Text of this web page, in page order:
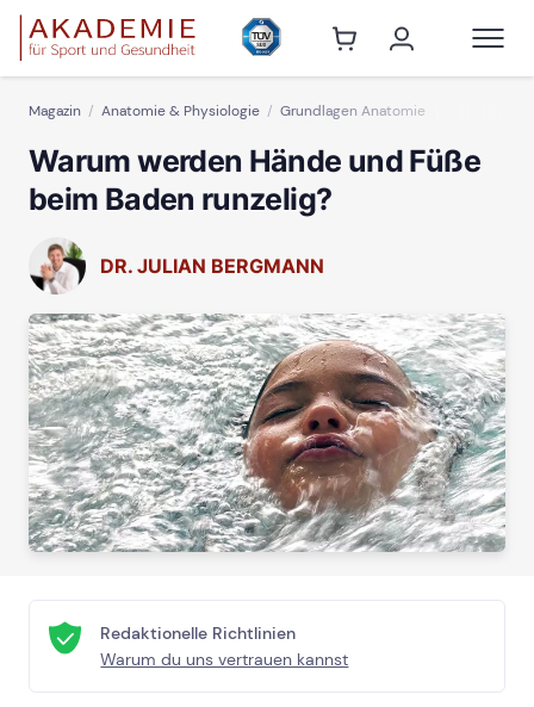
Magazin Anatomie & Physiologie Grundlagen Anatomie
Warum werden Hände und Füße
beim Baden runzelig?
DR. JULIAN BERGMANN
Redaktionelle Richtlinien
Warum du uns vertrauen kannst